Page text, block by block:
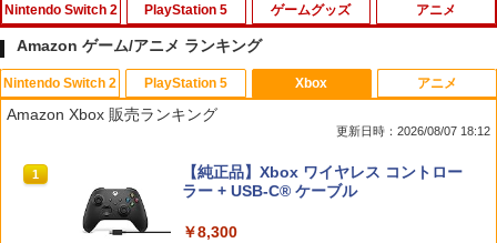
Nintendo Switch 2
1 ファイアーエムブレム 万紫千紅
PlayStation 5
1
PS5 スティックカバー コントローラー
交換用 スティックキャップ PS4 コント
ローラー / PS5 コントローラー / PS5 コ
辺機器 ホコリ防止 全面保護 快適なグリ
ップ 取付簡単 DualSense DualShock4
ゲームグッズ
1
【中古】メタルギア ソリッド ピースウ
ォーカー - PSP
アニメ
1
かぐや様は告らせたい 大人への階段（完
全生産限定版）【Blu-ray】 [ 赤坂アカ ]
Amazon ゲーム/アニメ ランキング
Nintendo Switch 2
1
スプラトゥーン レイダース|オンライン
コード版
￥5,832
PlayStation 5
1
PlayStation 5 デジタル・エディション
日本語専用 Console Language: Japan
Xbox
Amazon Xbox 販売ランキング
更新日時：2026/08/07 18:12
1
【純正品】Xbox ワイヤレス コントロー
ラー + USB-C® ケーブル
￥8,300
アニメ